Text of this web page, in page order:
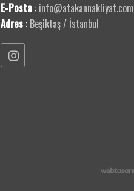
E-Posta : info@atakannakliyat.com
Adres : Beşiktaş / İstanbul